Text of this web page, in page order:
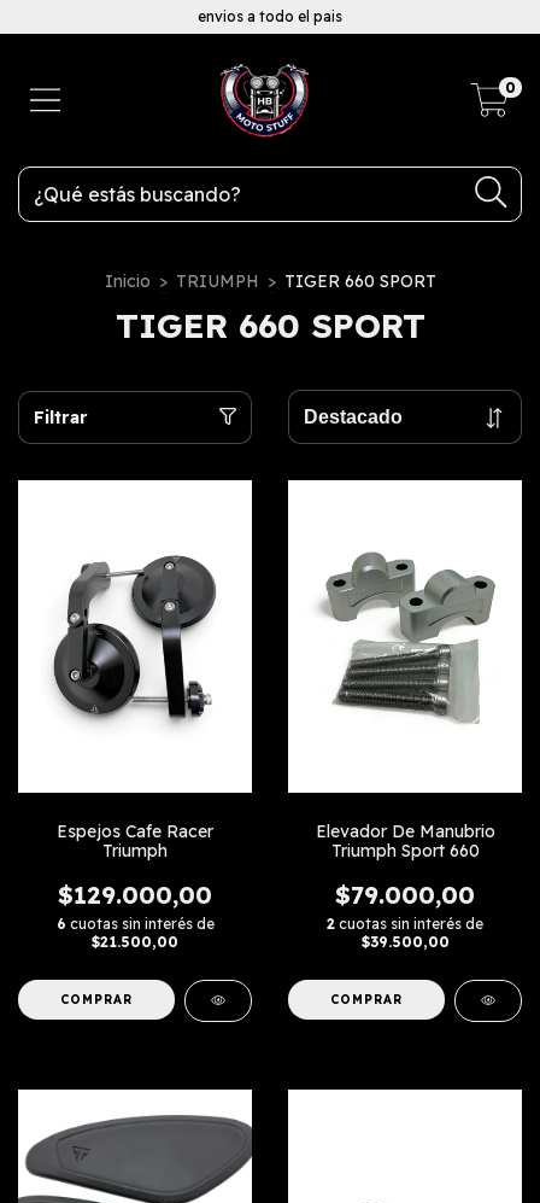
envios a todo el pais
0
Inicio > TRIUMPH > TIGER 660 SPORT
TIGER 660 SPORT
Filtrar
Espejos Cafe Racer
Triumph
$129.000,00
6 cuotas sin interés de
$21.500,00
Elevador De Manubrio
Triumph Sport 660
$79.000,00
2 cuotas sin interés de
$39.500,00